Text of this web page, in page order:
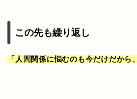
この先も繰り返し
「人間関係に悩むのも今だけだから